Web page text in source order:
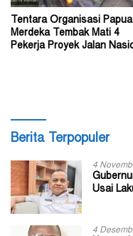
Tentara Organisasi Papua
Merdeka Tembak Mati 4
Pekerja Proyek Jalan
Berita Terpopuler
4
Usai
4